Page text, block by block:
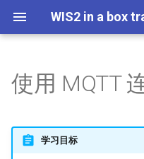
WIS2 in a box
在
初
AWS 模板
DAYCLI 模板
Linux 速查表
Docker 速查表
简介
使用 MQTT Explorer 连接
Global Broker
使用 MQTT
学习目标